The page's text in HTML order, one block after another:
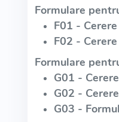
Formulare
F01 -
F02 -
Formulare
G01 -
G02 -
G03 -